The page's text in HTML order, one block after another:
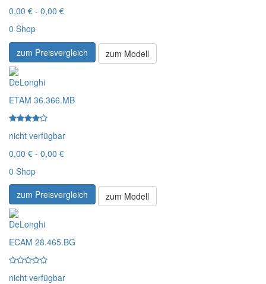
0,00 € - 0,00 €
0 Shop
zum Preisvergleich
zum Modell
DeLonghi
ETAM 36.366.MB
nicht verfügbar
0,00 € - 0,00 €
0 Shop
zum Preisvergleich
zum Modell
DeLonghi
ECAM 28.465.BG
nicht verfügbar